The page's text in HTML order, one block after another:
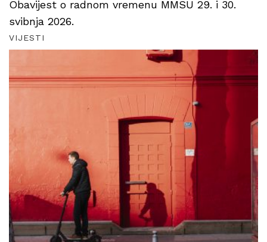
Obavijest o radnom vremenu MMSU 29. i 30.
svibnja 2026.
VIJESTI